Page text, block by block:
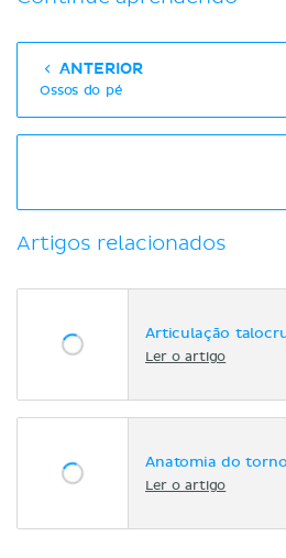
ANTERIOR
Ossos do pé
Artigos relacionados
Articulação
Ler o artigo
Anatomia do
Ler o artigo